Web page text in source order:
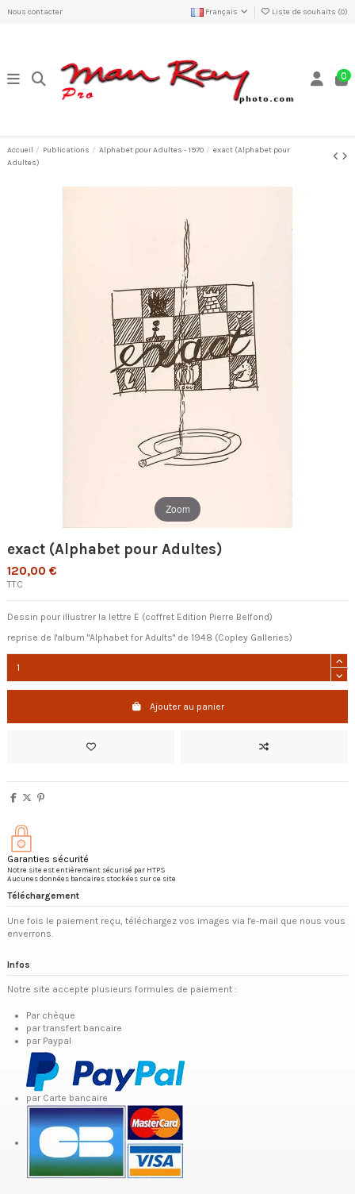
Nous contacter Français Liste de souhaits (0)
0
Accueil Publications Alphabet pour Adultes - 1970
exact (Alphabet pour
Adultes)
Zoom
exact (Alphabet pour Adultes)
120,00 €
TTC
Dessin pour illustrer la lettre E (coffret Edition Pierre Belfond)
reprise de l'album "Alphabet for Adults" de 1948 (Copley Galleries)
Ajouter au panier
Garanties sécurité
Notre site est entièrement sécurisé par HTPS
Aucunes données bancaires stockées sur ce site
Téléchargement
Une fois le paiement reçu, téléchargez vos images via l'e-mail que nous vous
enverrons.
Infos
Notre site accepte plusieurs formules de paiement :
Par chèque
par transfert bancaire
par Paypal
par Carte bancaire